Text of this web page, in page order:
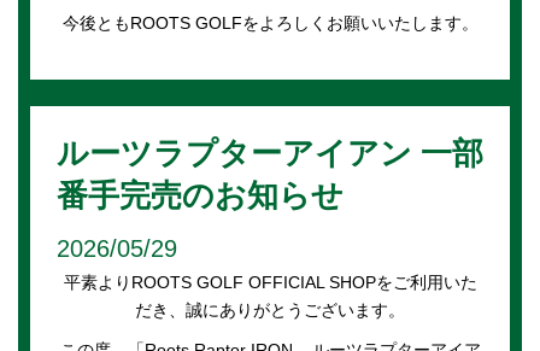
今後ともROOTS GOLFをよろしくお願いいたします。
ルーツラプターアイアン 一部
番手完売のお知らせ
2026/05/29
平素よりROOTS GOLF OFFICIAL SHOPをご利用いた
だき、誠にありがとうございます。